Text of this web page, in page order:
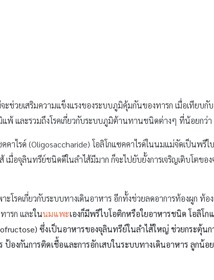
วยเสริมความแข็งแรงของระบบภูมิคุ้มกันของทารก เมื่อเทียบกับ
แพ้ และรวมถึงโรคเกี่ยวกับระบบภูมิต้านทานชนิดต่างๆ ที่น้อยกว่า
ไรด์ (Oligosaccharide) โอลิโกแซคคาไรด์ในนมแม่จัดเป็นพรีไ
จุลินทรีย์ชนิดดีในลำไส้มีมาก ก็จะไปยับยั้งการเจริญเติบโตของ
โรคเกี่ยวกับระบบทางเดินอาหาร อีกทั้งช่วยลดอาการท้องผูก ท้
ารก และในนมแพะเองก็มีพรีไบโอติกหรือใยอาหารชนิด โอลิโก
ซึ่งเป็นอาหารของจุลินทรีย์ในลำไส้ใหญ่ ช่วยกระตุ้นก
งกันการติดเชื้อและการอักเสบในระบบทางเดินอาหาร ลูกน้อ